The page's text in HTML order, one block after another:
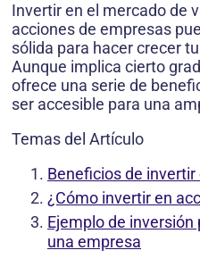
Invertir en el mercado de
acciones de empresas
sólida para hacer crecer
Aunque implica cierto
ofrece una serie de
ser accesible para una
Temas del Artículo
Beneficios de
¿Cómo invertir en
Ejemplo de
una empresa